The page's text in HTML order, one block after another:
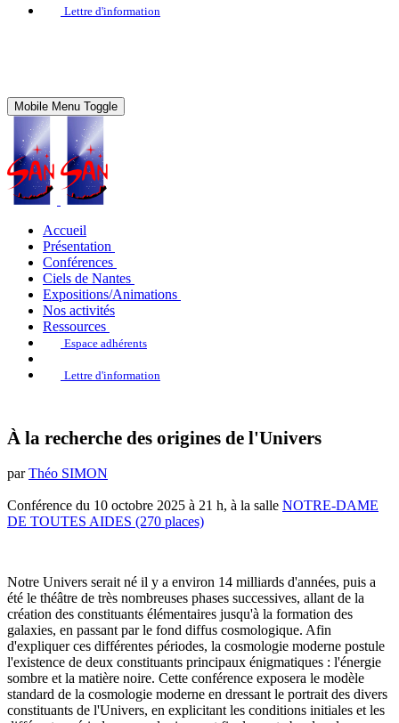
Lettre d'information
Mobile Menu Toggle
Accueil
Présentation
Conférences
Ciels de Nantes
Expositions/Animations
Nos activités
Ressources
Espace adhérents
Lettre d'information
À la recherche des origines de l'Univers
parThéo SIMON
Conférence du 10 octobre 2025 à 21 h, à la salle NOTRE-DAME
DE TOUTES AIDES (270 places)
Notre Univers serait né il y a environ 14 milliards d'années, puis a
été le théâtre de très nombreuses phases successives, allant de la
création des constituants élémentaires jusqu'à la formation des
galaxies, en passant par le fond diffus cosmologique. Afin
d'expliquer ces différentes périodes, la cosmologie moderne postule
l'existence de deux constituants principaux énigmatiques : l'énergie
sombre et la matière noire. Cette conférence exposera le modèle
standard de la cosmologie moderne en dressant le portrait des divers
constituants de l'Univers, en explicitant les conditions initiales et les